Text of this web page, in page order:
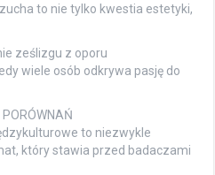
to nie tylko kwestia estetyki,
ześlizgu z oporu
wiele osób odkrywa pasję do
to niezwykle
który stawia przed badaczami